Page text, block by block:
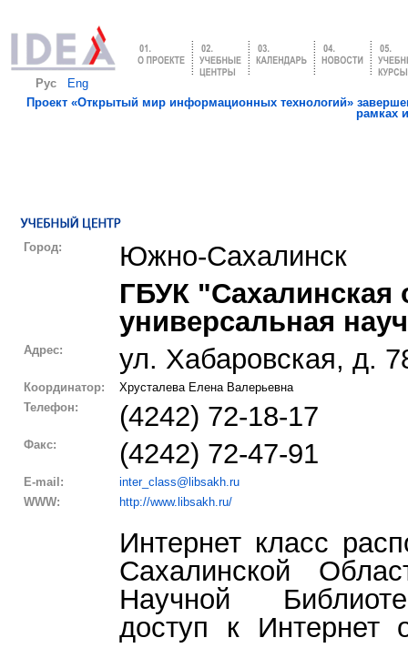
Рус
Eng
Проект «Открытый мир информационных технологий»
рамках
Город:
Южно-Сахалинск
ГБУК "Сахалинская
универсальная
Адрес: ул. Хабаровская, д.
Координатор:
Хрусталева Елена Валерьевна
Телефон:
(4242) 72-18-17
Факс: (4242) 72-47-91
E-mail:
inter_class@libsakh.ru
WWW:
http://www.libsakh.ru/
Интернет класс
Сахалинской
Научной
доступ к Интернет